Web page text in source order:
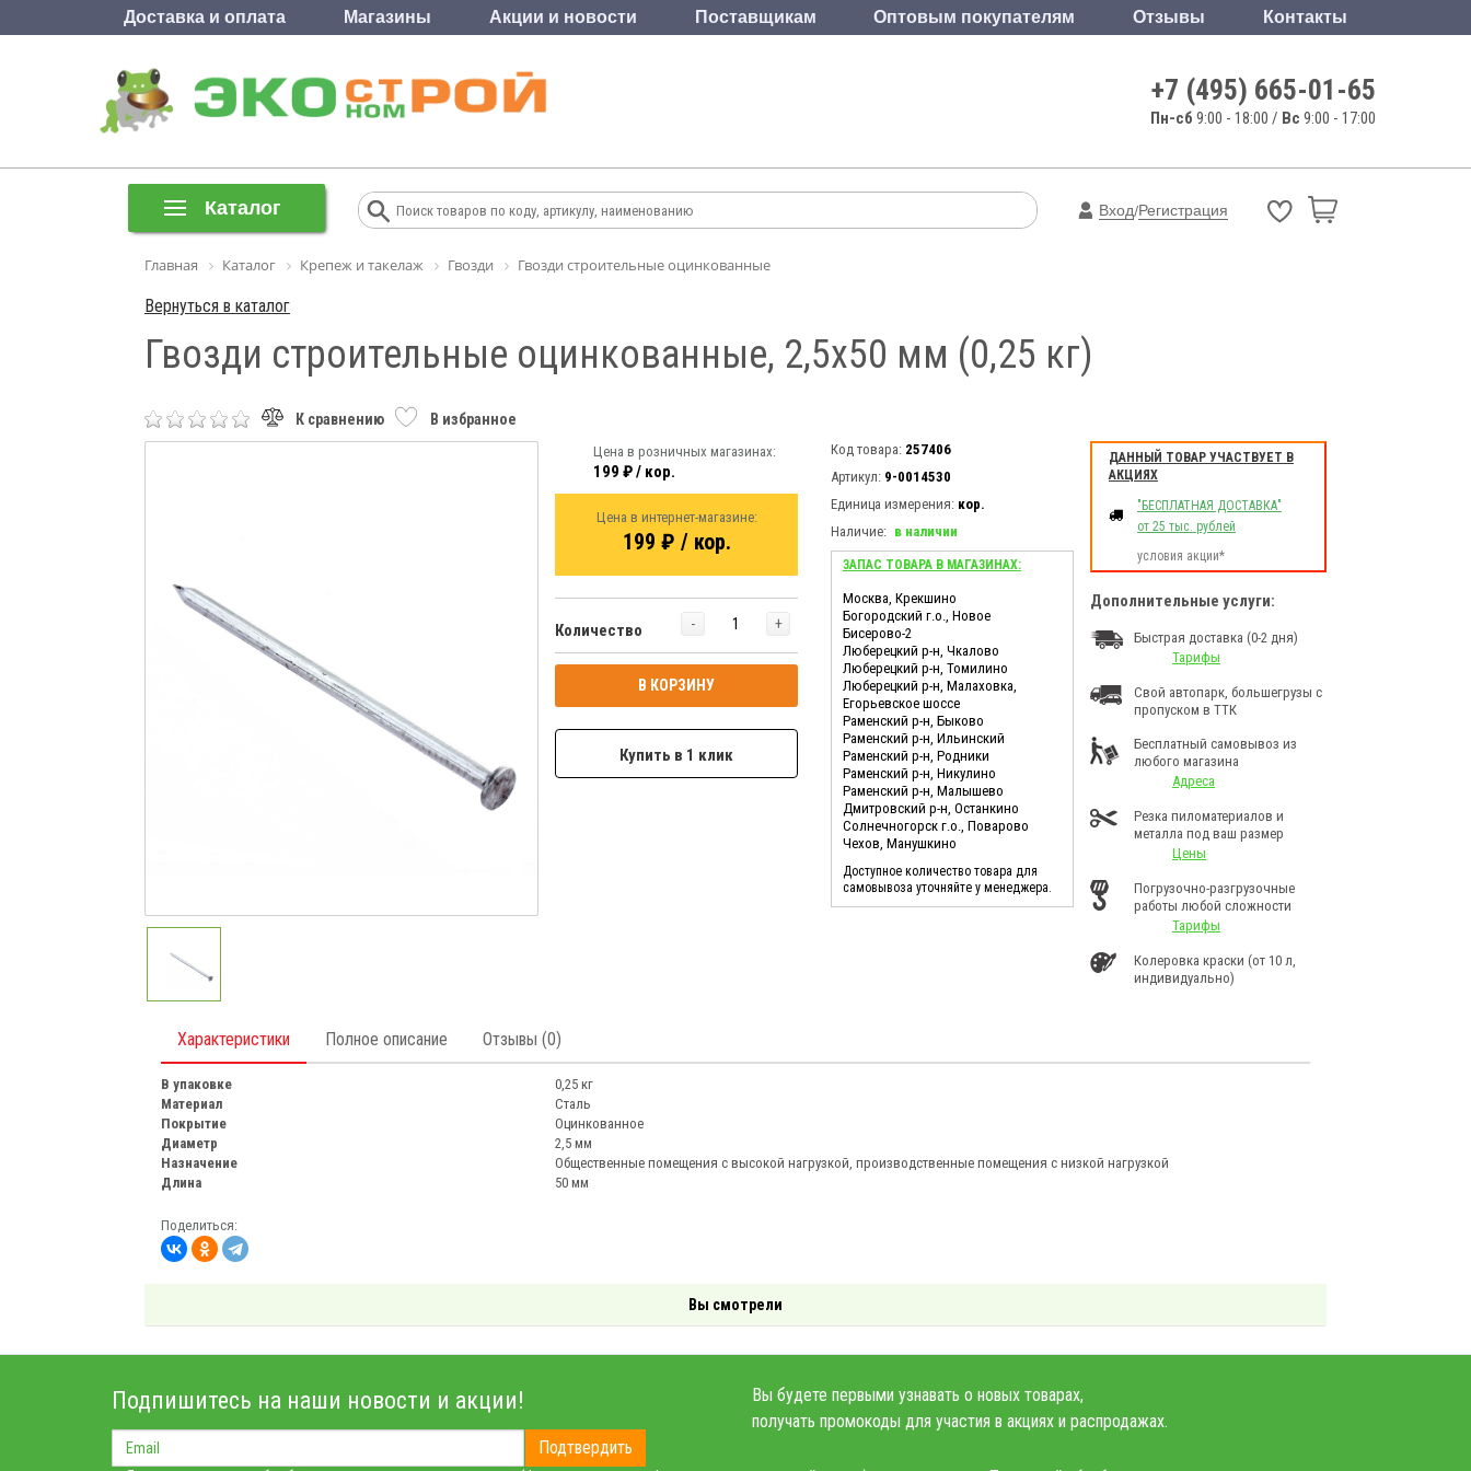
Доставка и оплата Магазины Акции и новости Поставщикам Оптовым покупателям Отзывы Контакты
+7 (495) 665-01-65
Пн-сб 9:00 - 18:00 / Вс 9:00 - 17:00
Каталог Вход/Регистрация
Главная Каталог Крепеж и такелаж Гвозди Гвозди строительные оцинкованные
Вернуться в каталог
Гвозди строительные оцинкованные, 2,5x50 мм (0,25 кг)
К сравнению В избранное
Цена в розничных магазинах:
199 ₽ / кор.
Цена в интернет-магазине:
199 ₽ / кор.
Количество - +
В КОРЗИНУ
Купить в 1 клик
Код товара: 257406
Артикул: 9-0014530
Единица измерения: кор.
Наличие: в наличии
ЗАПАС ТОВАРА В МАГАЗИНАХ:
Москва, Крекшино
Богородский г.о., Новое
Бисерово-2
Люберецкий р-н, Чкалово
Люберецкий р-н, Томилино
Люберецкий р-н, Малаховка,
Егорьевское шоссе
Раменский р-н, Быково
Раменский р-н, Ильинский
Раменский р-н, Родники
Раменский р-н, Никулино
Раменский р-н, Малышево
Дмитровский р-н, Останкино
Солнечногорск г.о., Поварово
Чехов, Манушкино
Доступное количество товара для
самовывоза уточняйте у менеджера.
ДАННЫЙ ТОВАР УЧАСТВУЕТ В
АКЦИЯХ
"БЕСПЛАТНАЯ ДОСТАВКА"
от 25 тыс. рублей
условия акции*
Дополнительные услуги:
Быстрая доставка (0-2 дня)
Тарифы
Свой автопарк, большегрузы с
пропуском в ТТК
Бесплатный самовывоз из
любого магазина
Адреса
Резка пиломатериалов и
металла под ваш размер
Цены
Погрузочно-разгрузочные
работы любой сложности
Тарифы
Колеровка краски (от 10 л,
индивидуально)
Характеристики Полное описание Отзывы (0)
В упаковке
0,25 кг
Материал
Сталь
Покрытие
Оцинкованное
Диаметр
2,5 мм
Назначение
Общественные помещения с высокой нагрузкой, производственные помещения с низкой нагрузкой
Длина
50 мм
Поделиться:
Вы смотрели
Подпишитесь на наши новости и акции!
Подтвердить
Вы будете первыми узнавать о новых товарах,
получать промокоды для участия в акциях и распродажах.